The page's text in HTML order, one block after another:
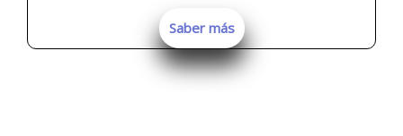
Saber más